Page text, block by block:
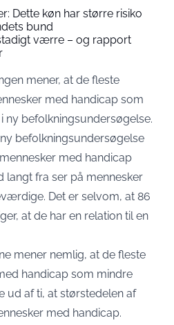
Dette køn har større risiko
bund
værre – og rapport
mener, at de fleste
med handicap som
befolkningsundersøgelse.
befolkningsundersøgelse
med handicap
langt fra ser på mennesker
Det er selvom, at 86
at de har en relation til en
mener nemlig, at de fleste
handicap som mindre
ud af ti, at størstedelen af
med handicap.